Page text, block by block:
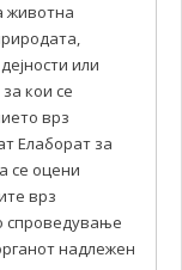
животна
или
кои се
врз
Елаборат за
се оцени
врз
спроведување
надлежен